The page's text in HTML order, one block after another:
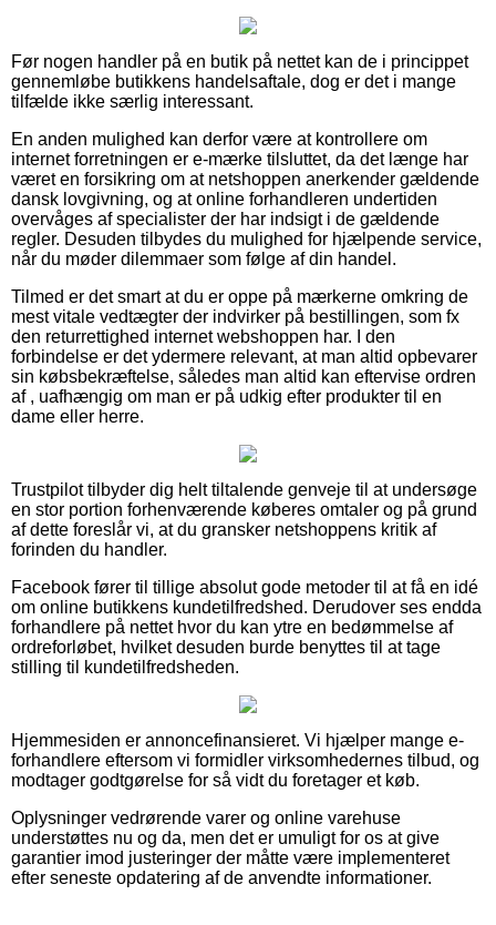
Før nogen handler på en butik på nettet kan de i princippet
gennemløbe butikkens handelsaftale, dog er det i mange
tilfælde ikke særlig interessant.
En anden mulighed kan derfor være at kontrollere om
internet forretningen er e-mærke tilsluttet, da det længe har
været en forsikring om at netshoppen anerkender gældende
dansk lovgivning, og at online forhandleren undertiden
overvåges af specialister der har indsigt i de gældende
regler. Desuden tilbydes du mulighed for hjælpende service,
når du møder dilemmaer som følge af din handel.
Tilmed er det smart at du er oppe på mærkerne omkring de
mest vitale vedtægter der indvirker på bestillingen, som fx
den returrettighed internet webshoppen har. I den
forbindelse er det ydermere relevant, at man altid opbevarer
sin købsbekræftelse, således man altid kan eftervise ordren
af , uafhængig om man er på udkig efter produkter til en
dame eller herre.
Trustpilot tilbyder dig helt tiltalende genveje til at undersøge
en stor portion forhenværende køberes omtaler og på grund
af dette foreslår vi, at du gransker netshoppens kritik af
forinden du handler.
Facebook fører til tillige absolut gode metoder til at få en idé
om online butikkens kundetilfredshed. Derudover ses endda
forhandlere på nettet hvor du kan ytre en bedømmelse af
ordreforløbet, hvilket desuden burde benyttes til at tage
stilling til kundetilfredsheden.
Hjemmesiden er annoncefinansieret. Vi hjælper mange e-
forhandlere eftersom vi formidler virksomhedernes tilbud, og
modtager godtgørelse for så vidt du foretager et køb.
Oplysninger vedrørende varer og online varehuse
understøttes nu og da, men det er umuligt for os at give
garantier imod justeringer der måtte være implementeret
efter seneste opdatering af de anvendte informationer.